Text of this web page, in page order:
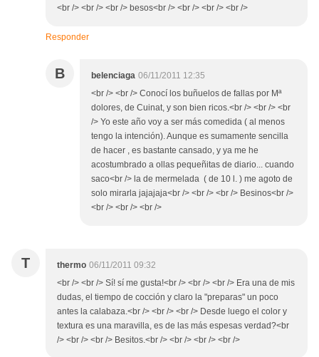
<br /> <br /> <br /> besos<br /> <br /> <br /> <br />
Responder
B belenciaga 06/11/2011 12:35
<br /> <br /> Conocí los buñuelos de fallas por Mª
dolores, de Cuinat, y son bien ricos.<br /> <br /> <br
/> Yo este año voy a ser más comedida ( al menos
tengo la intención). Aunque es sumamente sencilla
de hacer , es bastante cansado, y ya me he
acostumbrado a ollas pequeñitas de diario... cuando
saco<br /> la de mermelada ( de 10 l. ) me agoto de
solo mirarla jajajaja<br /> <br /> <br /> Besinos<br />
<br /> <br /> <br />
T thermo 06/11/2011 09:32
<br /> <br /> Sí! sí me gusta!<br /> <br /> <br /> Era una de mis
dudas, el tiempo de cocción y claro la "preparas" un poco
antes la calabaza.<br /> <br /> <br /> Desde luego el color y
textura es una maravilla, es de las más espesas verdad?<br
/> <br /> <br /> Besitos.<br /> <br /> <br /> <br />